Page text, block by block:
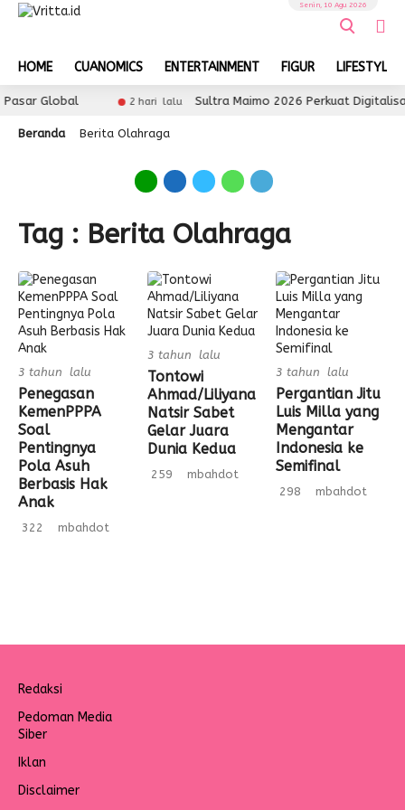
HOME CUANOMICS ENTERTAINMENT FIGUR LIFESTYLE
Senin, 10 Agu 2026
Global 2 hari lalu Sultra Maimo 2026 Perkuat
Beranda Berita Olahraga
Tag : Berita Olahraga
3 tahun lalu
Penegasan
KemenPPPA
Soal
Pentingnya
Pola Asuh
Berbasis Hak
Anak
322 mbahdot
3 tahun lalu
Tontowi
Ahmad/Liliyana
Natsir Sabet
Gelar Juara
Dunia Kedua
259 mbahdot
3 tahun lalu
Pergantian Jitu
Luis Milla yang
Mengantar
Indonesia ke
Semifinal
298 mbahdot
Redaksi
Pedoman Media
Siber
Iklan
Disclaimer